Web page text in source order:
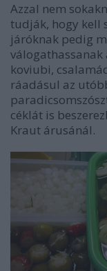
Azzal nem
tudják, hogy kell
járóknak pedig
válogathassanak
koviubi,
ráadásul az
céklát is
Kraut árusánál.